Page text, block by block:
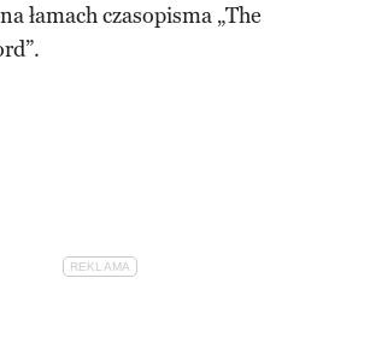
łamach czasopisma „The